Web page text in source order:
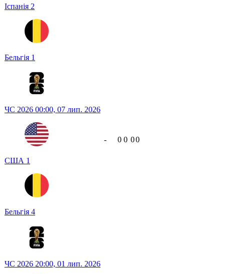
Іспанія 2
Бельгія 1
ЧС 2026 00:00, 07 лип. 2026
США 1
Бельгія 4
- 0 0 00
ЧС 2026 20:00, 01 лип. 2026